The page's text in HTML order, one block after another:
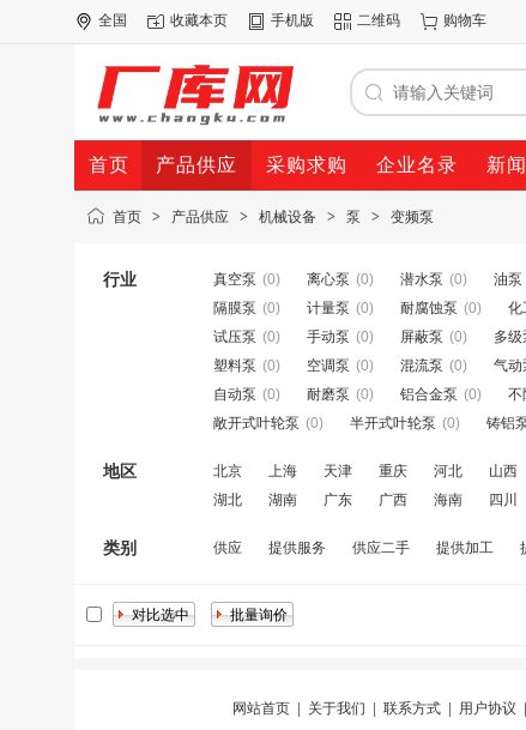
全国 收藏本页 手机版 二维码 购物车
首页 产品供应 采购求购 企业名录 新
首页 > 产品供应 > 机械设备 > 泵 > 变频泵
行业 真空泵 (0) 离心泵 (0) 潜水泵 (0) 油泵
隔膜泵 (0) 计量泵 (0) 耐腐蚀泵 (0) 化
试压泵 (0) 手动泵 (0) 屏蔽泵 (0) 多级
塑料泵 (0) 空调泵 (0) 混流泵 (0) 气动
自动泵 (0) 耐磨泵 (0) 铝合金泵 (0) 不
敞开式叶轮泵 (0) 半开式叶轮泵 (0) 铸铝
地区 北京 上海 天津 重庆 河北 山西
湖北
湖南 广东 广西 海南 四川
类别 供应 提供服务 供应二手 提供加工
网站首页| 关于我们 联系方式| 用户协议